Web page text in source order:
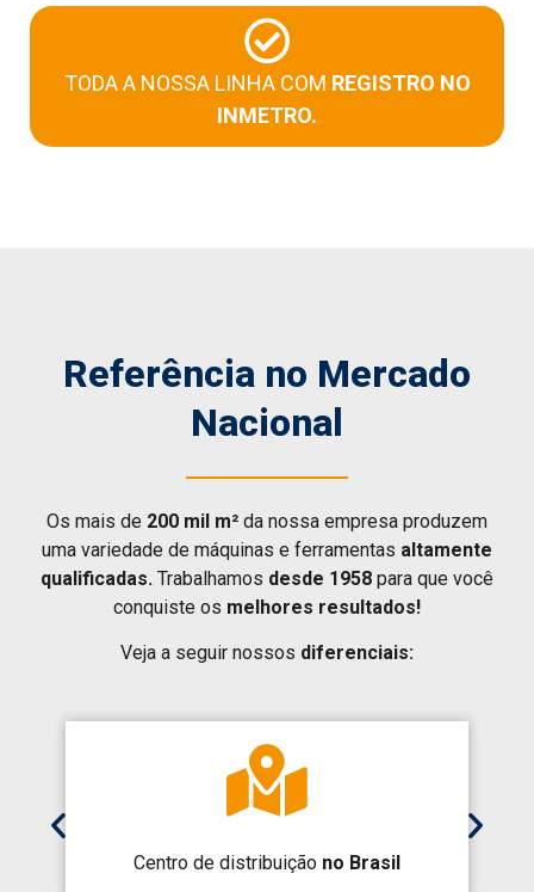
TODA A NOSSA LINHA COM REGISTRO NO
INMETRO.
Referência no Mercado
Nacional
Os mais de 200 mil m² da nossa empresa produzem
uma variedade de máquinas e ferramentas altamente
qualificadas. Trabalhamos desde 1958 para que você
conquiste os melhores resultados!
Veja a seguir nossos diferenciais:
Centro de distribuição no Brasil